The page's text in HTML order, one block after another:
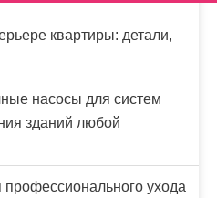
квартиры: детали,
насосы для систем
зданий любой
ухода